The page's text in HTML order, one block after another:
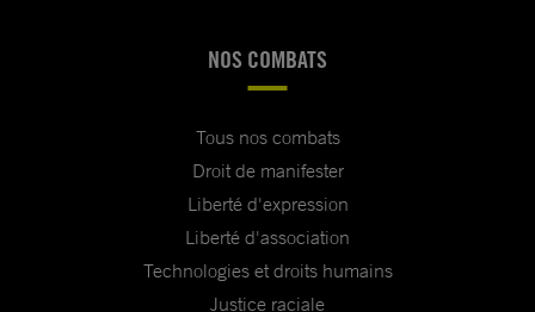
NOS COMBATS
Tous nos combats
Droit de manifester
Liberté d'expression
Liberté d'association
Technologies et droits humains
Justice raciale